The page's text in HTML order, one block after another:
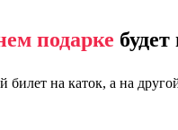
подарке
билет на каток, а на